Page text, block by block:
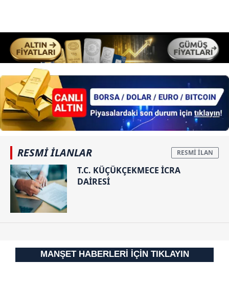
RESMİ İLANLAR
T.C. KÜÇÜKÇEKMECE İCRA
DAİRESİ
MANŞET HABERLERİ İÇİN TIKLAYIN